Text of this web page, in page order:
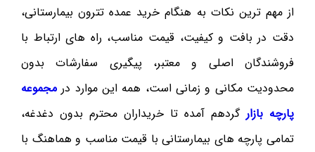
از مهم ترین نکات به هنگام خرید عمده تترون بیمارستانی،
دقت در بافت و کیفیت، قیمت مناسب، راه های ارتباط با
فروشندگان اصلی و معتبر، پیگیری سفارشات بدون
محدودیت مکانی و زمانی است، همه این موارد در مجموعه
پارچه بازار گردهم آمده تا خریداران محترم بدون دغدغه،
تمامی پارچه های بیمارستانی با قیمت مناسب و هماهنگ با